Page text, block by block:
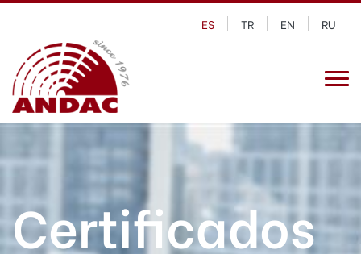
ES TR EN RU
Certificados